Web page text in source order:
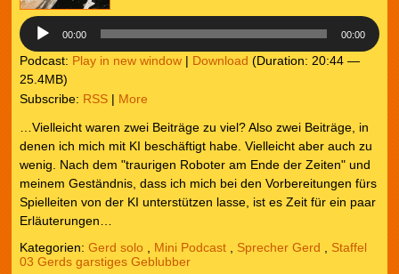
00:00 00:00
Podcast: Play in new window| Download (Duration: 20:44 —
25.4MB)
Subscribe: RSS| More
…Vielleicht waren zwei Beiträge zu viel? Also zwei Beiträge, in
denen ich mich mit KI beschäftigt habe. Vielleicht aber auch zu
wenig. Nach dem "traurigen Roboter am Ende der Zeiten" und
meinem Geständnis, dass ich mich bei den Vorbereitungen fürs
Spielleiten von der KI unterstützen lasse, ist es Zeit für ein paar
Erläuterungen…
Kategorien: Gerd solo Mini Podcast, Sprecher Gerd
Staffel
03 Gerds garstiges Geblubber